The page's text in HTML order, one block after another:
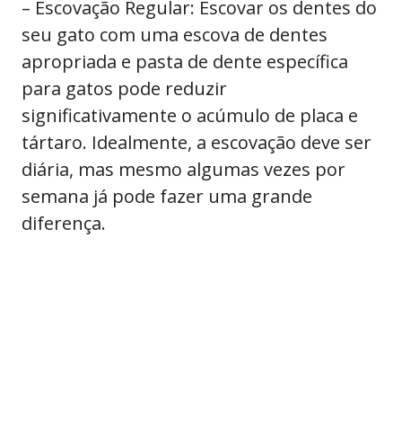
– Escovação Regular: Escovar os dentes do
seu gato com uma escova de dentes
apropriada e pasta de dente específica
para gatos pode reduzir
significativamente o acúmulo de placa e
tártaro. Idealmente, a escovação deve ser
diária, mas mesmo algumas vezes por
semana já pode fazer uma grande
diferença.